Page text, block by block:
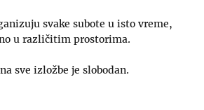
svake subote u isto vreme,
u različitim prostorima.
sve izložbe je slobodan.